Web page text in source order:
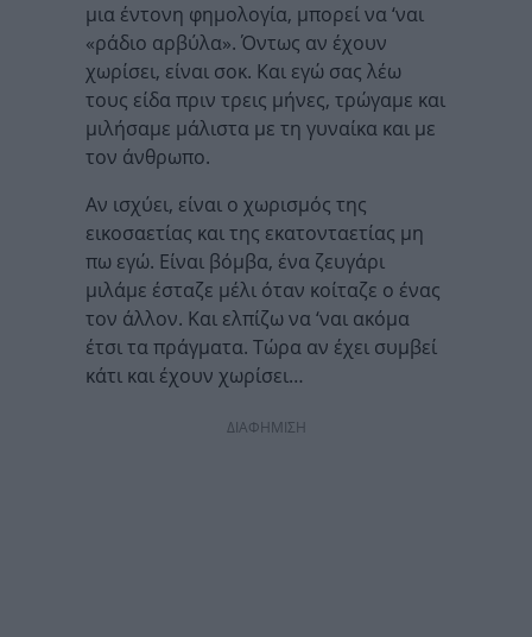
μια έντονη φημολογία, μπορεί να ‘ναι
«ράδιο αρβύλα». Όντως αν έχουν
χωρίσει, είναι σοκ. Και εγώ σας λέω
τους είδα πριν τρεις μήνες, τρώγαμε και
μιλήσαμε μάλιστα με τη γυναίκα και με
τον άνθρωπο.
Αν ισχύει, είναι ο χωρισμός της
εικοσαετίας και της εκατονταετίας μη
πω εγώ. Είναι βόμβα, ένα ζευγάρι
μιλάμε έσταζε μέλι όταν κοίταζε ο ένας
τον άλλον. Και ελπίζω να ‘ναι ακόμα
έτσι τα πράγματα. Τώρα αν έχει συμβεί
κάτι και έχουν χωρίσει…
ΔΙΑΦΗΜΙΣΗ